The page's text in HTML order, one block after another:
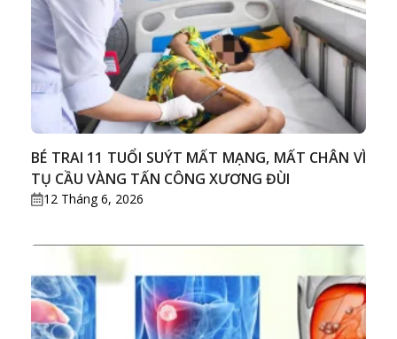
BÉ TRAI 11 TUỔI SUÝT MẤT MẠNG, MẤT CHÂN VÌ
TỤ CẦU VÀNG TẤN CÔNG XƯƠNG ĐÙI
12 Tháng 6, 2026